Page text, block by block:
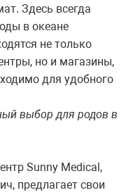
Здесь всегда
в океане
не только
но и магазины,
для удобного
выбор для родов в
Sunny Medical,
предлагает свои